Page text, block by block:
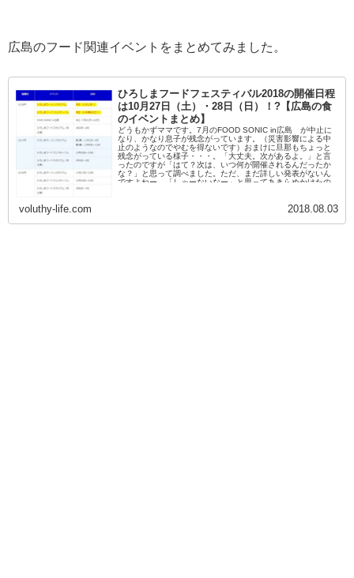
広島のフード関連イベントをまとめてみました。
ひろしまフードフェスティバル2018の開催日程
は10月27日（土）・28日（日）！?【広島の食
のイベントまとめ】
どうもかずママです。7月のFOOD SONIC in広島 が中止に
なり、かなり息子が残念がっています。（災害影響による中
止のようなのでやむを得ないです）おまけに旦那もちょっと
残念がっている様子・・・。「大丈夫。次があるよ。」と言
ったのですが「はて？次は、いつ何が開催されるんだったか
な？」と思って調べました。ただ、まだ詳しい発表がないん
ですよねー。「しゃーないなー」と思ってあきらめかけたの
ょ～がないので旦那の為にも）過去の広島のフードイベント
年間のひろしまフード関連イ
voluthy-life.com 2018.08.03